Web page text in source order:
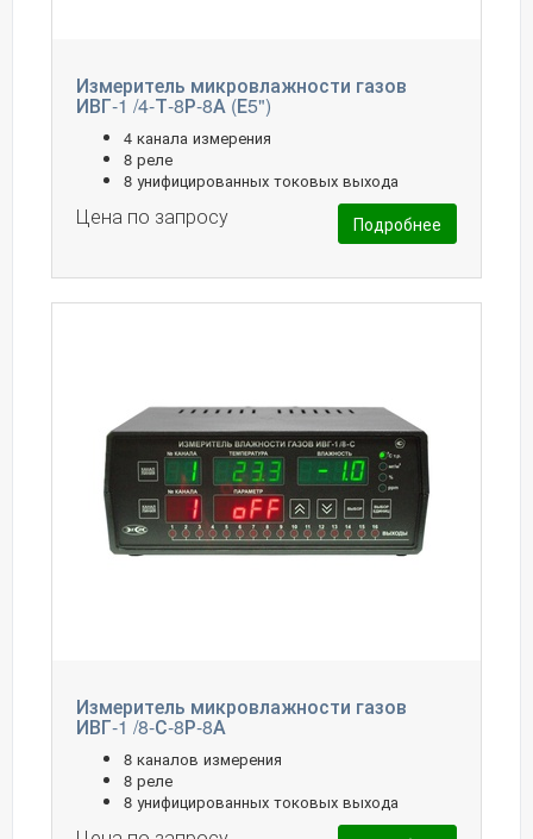
Измеритель микровлажности газов
ИВГ-1 /4-Т-8Р-8А (Е5")
4 канала измерения
8 реле
8 унифицированных токовых выхода
Цена по запросу Подробнее
Измеритель микровлажности газов
ИВГ-1 /8-С-8Р-8А
8 каналов измерения
8 реле
8 унифицированных токовых выхода